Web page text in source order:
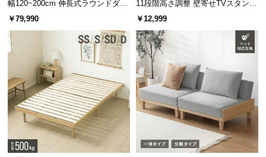
幅120~200cm 伸長式ラウンドダイ
ニングテーブル 6人掛け 天然木突
板 美しい格子デザイン
￥79,990
11段階高さ調整 壁寄せTVスタンド
キャスター付き 上下左右角度調節
￥12,999